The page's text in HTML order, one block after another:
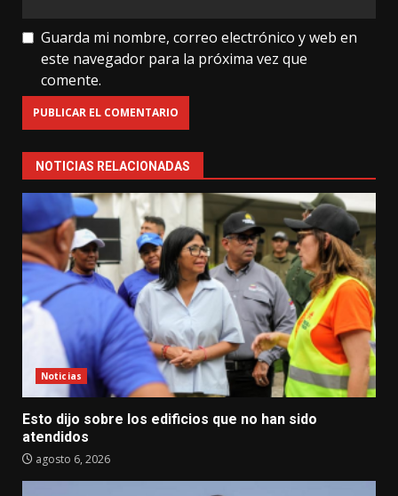
Guarda mi nombre, correo electrónico y web en
este navegador para la próxima vez que
comente.
NOTICIAS RELACIONADAS
Noticias
Esto dijo sobre los edificios que no han sido
atendidos
agosto 6, 2026